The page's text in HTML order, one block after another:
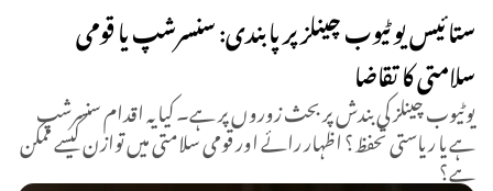
ستائیس یوٹیوب چینلز پر پابندی: سنسرشپ یا قومی
سلامتی کا تقاضا
یوٹیوب چینلز کی بندش پر بحث زوروں پر ہے۔ کیا یہ اقدام سنسرشپ
ہے یا ریاستی تحفظ؟ اظہار رائے اور قومی سلامتی میں توازن کیسے ممکن
ہے؟